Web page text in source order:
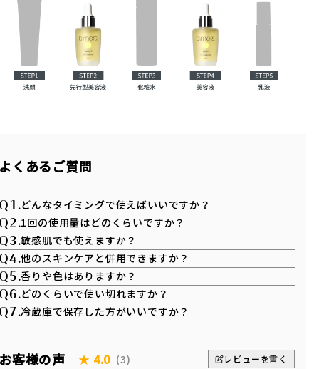
くあるご質問
どんなタイミングで使えばいいですか？
1回の使用量はどのくらいですか？
敏感肌でも使えますか？
他のスキンケアと併用できますか？
香りや色はありますか？
どのくらいで使い切れますか？
冷蔵庫で保存した方がいいですか？
客様の声 ★ 4.0 (3) レビューを書く